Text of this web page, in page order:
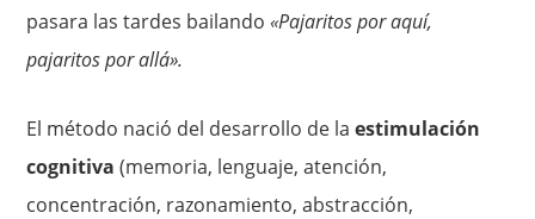
pasara las tardes bailando«Pajaritos por aquí,
pajaritos por allá».
El método nació del desarrollo de laestimulación
cognitiva (memoria, lenguaje, atención,
concentración, razonamiento, abstracción,